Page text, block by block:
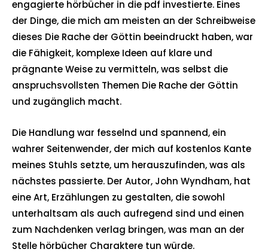
engagierte hörbücher in die pdf investierte. Eines
der Dinge, die mich am meisten an der Schreibweise
dieses Die Rache der Göttin beeindruckt haben, war
die Fähigkeit, komplexe Ideen auf klare und
prägnante Weise zu vermitteln, was selbst die
anspruchsvollsten Themen Die Rache der Göttin
und zugänglich macht.
Die Handlung war fesselnd und spannend, ein
wahrer Seitenwender, der mich auf kostenlos Kante
meines Stuhls setzte, um herauszufinden, was als
nächstes passierte. Der Autor, John Wyndham, hat
eine Art, Erzählungen zu gestalten, die sowohl
unterhaltsam als auch aufregend sind und einen
zum Nachdenken verlag bringen, was man an der
Stelle hörbücher Charaktere tun würde.